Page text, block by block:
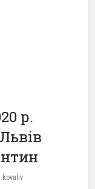
р.
i.kovaliv